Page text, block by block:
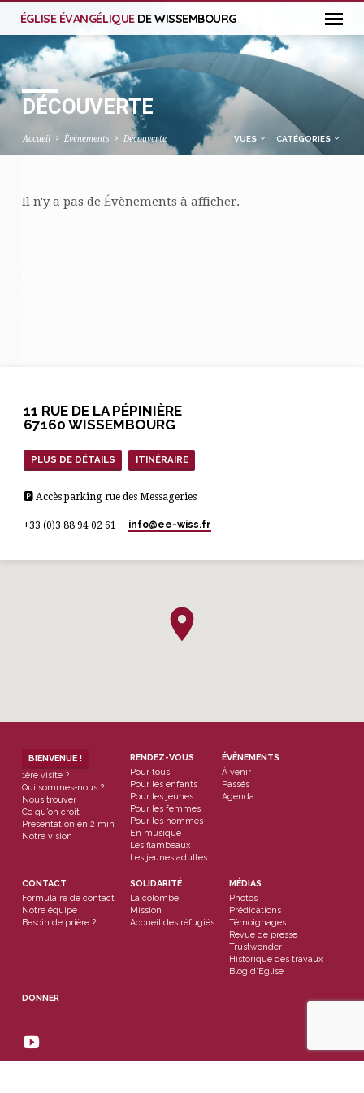
ÉGLISE ÉVANGÉLIQUE DE WISSEMBOURG
DÉCOUVERTE
Accueil Évènements Découverte VUES CATÉGORIES
DÉCOUVERTE
Il n'y a pas de Évènements à afficher.
11 RUE DE LA PÉPINIÈRE
67160 WISSEMBOURG
PLUS DE DÉTAILS ITINÉRAIRE
🅿 Accès parking rue des Messageries
+33 (0)3 88 94 02 61 info​@ee-wiss.fr
BIENVENUE !
1ère visite ?
Qui sommes-nous ?
Nous trouver
Ce qu’on croit
Présentation en 2 min
Notre vision
RENDEZ-VOUS
Pour tous
Pour les enfants
Pour les jeunes
Pour les femmes
Pour les hommes
En musique
Les flambeaux
Les jeunes adultes
ÉVÈNEMENTS
À venir
Passés
Agenda
CONTACT
Formulaire de contact
Notre équipe
Besoin de prière ?
SOLIDARITÉ
La colombe
Mission
Accueil des réfugiés
MÉDIAS
Photos
Prédications
Témoignages
Revue de presse
Trustwonder
Historique des travaux
Blog d’Eglise
DONNER